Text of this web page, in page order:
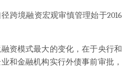
跨境融资宏观审慎管理始于2016
资模式最大的变化，在于央行和
和金融机构实行外债事前审批，